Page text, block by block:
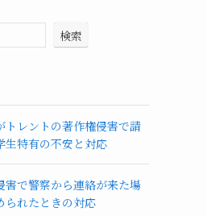
検索
トレントの著作権侵害で請
生特有の不安と対応
害で警察から連絡が来た場
られたときの対応